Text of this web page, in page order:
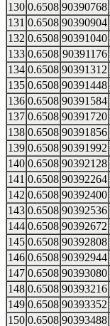
130 0.6508 90390768
131 0.6508 90390904
132 0.6508 90391040
133 0.6508 90391176
134 0.6508 90391312
135 0.6508 90391448
136 0.6508 90391584
137 0.6508 90391720
138 0.6508 90391856
139 0.6508 90391992
140 0.6508 90392128
141 0.6508 90392264
142 0.6508 90392400
143 0.6508 90392536
144 0.6508 90392672
145 0.6508 90392808
146 0.6508 90392944
147 0.6508 90393080
148 0.6508 90393216
149 0.6508 90393352
150 0.6508 90393488